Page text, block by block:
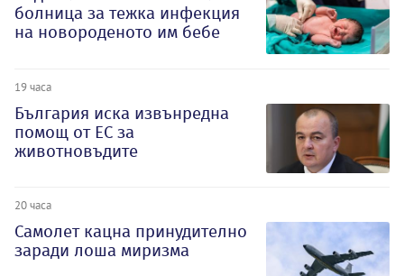
болница за тежка инфекция
на новороденото им бебе
19 часа
България иска извънредна
помощ от ЕС за
животновъдите
20 часа
Самолет кацна принудително
заради лоша миризма